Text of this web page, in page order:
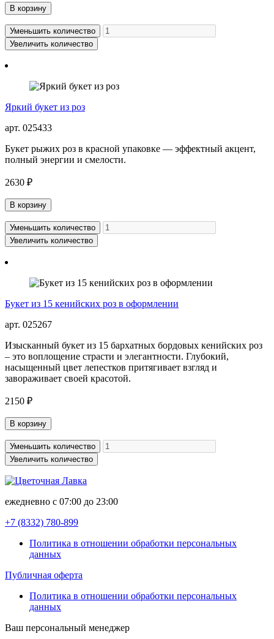
В корзину
Уменьшить количество
Увеличить количество
Яркий букет из роз
арт. 025433
Букет рыжих роз в красной упаковке — эффектный акцент,
полный энергии и смелости.
2630 ₽
В корзину
Уменьшить количество
Увеличить количество
Букет из 15 кенийских роз в оформлении
арт. 025267
Изысканный букет из 15 бархатных бордовых кенийских роз
– это воплощение страсти и элегантности. Глубокий,
насыщенный цвет лепестков притягивает взгляд и
завораживает своей красотой.
2150 ₽
В корзину
Уменьшить количество
Увеличить количество
ежедневно с 07:00 до 23:00
+7 (8332) 780-899
Политика в отношении обработки персональных
данных
Публичная оферта
Политика в отношении обработки персональных
данных
Ваш персональный менеджер